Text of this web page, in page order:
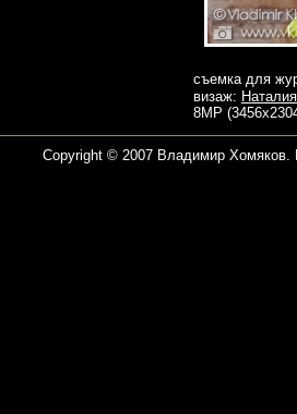
съемка для
визаж:
8MP
Copyright © 2007 Владимир Хомяков.